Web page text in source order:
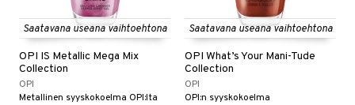
Saatavana useana vaihtoehtona
OPI IS Metallic Mega Mix
Collection
OPI
Metallinen syyskokoelma OPI:lta
Saatavana useana vaihtoehtona
OPI What’s Your Mani-Tude
Collection
OPI
OPI:n syyskokoelma